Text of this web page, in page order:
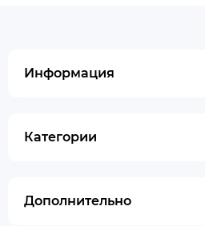
Информация
Категории
Дополнительно